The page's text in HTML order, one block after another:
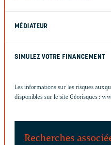
MÉDIATEUR
SIMULEZ VOTRE FINANCEMENT
Les informations sur les risques
disponibles sur le site Géorisques :
Recherches